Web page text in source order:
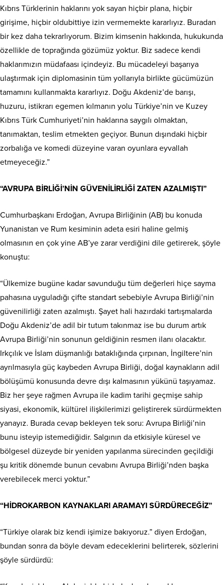
Kıbrıs Türklerinin haklarını yok sayan hiçbir plana, hiçbir
girişime, hiçbir oldubittiye izin vermemekte kararlıyız. Buradan
bir kez daha tekrarlıyorum. Bizim kimsenin hakkında, hukukunda
özellikle de toprağında gözümüz yoktur. Biz sadece kendi
haklarımızın müdafaası içindeyiz. Bu mücadeleyi başarıya
ulaştırmak için diplomasinin tüm yollarıyla birlikte gücümüzün
tamamını kullanmakta kararlıyız. Doğu Akdeniz’de barışı,
huzuru, istikrarı egemen kılmanın yolu Türkiye’nin ve Kuzey
Kıbrıs Türk Cumhuriyeti’nin haklarına saygılı olmaktan,
tanımaktan, teslim etmekten geçiyor. Bunun dışındaki hiçbir
zorbalığa ve komedi düzeyine varan oyunlara eyvallah
etmeyeceğiz.”
“AVRUPA BİRLİĞİ’NİN GÜVENİLİRLİĞİ ZATEN AZALMIŞTI”
Cumhurbaşkanı Erdoğan, Avrupa Birliğinin (AB) bu konuda
Yunanistan ve Rum kesiminin adeta esiri haline gelmiş
olmasının en çok yine AB’ye zarar verdiğini dile getirerek, şöyle
konuştu:
“Ülkemize bugüne kadar savunduğu tüm değerleri hiçe sayma
pahasına uyguladığı çifte standart sebebiyle Avrupa Birliği’nin
güvenilirliği zaten azalmıştı. Şayet hali hazırdaki tartışmalarda
Doğu Akdeniz’de adil bir tutum takınmaz ise bu durum artık
Avrupa Birliği’nin sonunun geldiğinin resmen ilanı olacaktır.
Irkçılık ve İslam düşmanlığı bataklığında çırpınan, İngiltere’nin
ayrılmasıyla güç kaybeden Avrupa Birliği, doğal kaynakların adil
bölüşümü konusunda devre dışı kalmasının yükünü taşıyamaz.
Biz her şeye rağmen Avrupa ile kadim tarihi geçmişe sahip
siyasi, ekonomik, kültürel ilişkilerimizi geliştirerek sürdürmekten
yanayız. Burada cevap bekleyen tek soru: Avrupa Birliği’nin
bunu isteyip istemediğidir. Salgının da etkisiyle küresel ve
bölgesel düzeyde bir yeniden yapılanma sürecinden geçildiği
şu kritik dönemde bunun cevabını Avrupa Birliği’nden başka
verebilecek merci yoktur.”
“HİDROKARBON KAYNAKLARI ARAMAYI SÜRDÜRECEĞİZ”
“Türkiye olarak biz kendi işimize bakıyoruz.” diyen Erdoğan,
bundan sonra da böyle devam edeceklerini belirterek, sözlerini
şöyle sürdürdü: